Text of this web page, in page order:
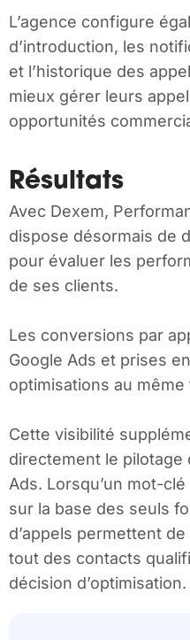
L’agence configure
d’introduction, les
et l’historique des
mieux gérer leurs
opportunités
Résultats
Avec Dexem,
dispose désormais de
pour évaluer les
de ses clients.
Les conversions par
Google Ads et prises
optimisations au
Cette visibilité
directement le pilotage
Ads. Lorsqu’un mot-
sur la base des seuls
d’appels permettent
tout des contacts
décision d’optimisation.